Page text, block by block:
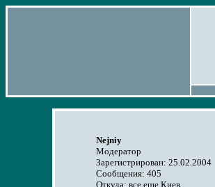
Nejniy
Модератор
Зарегистрирован: 25.02.2004
Сообщения: 405
Откуда: все еще Киев